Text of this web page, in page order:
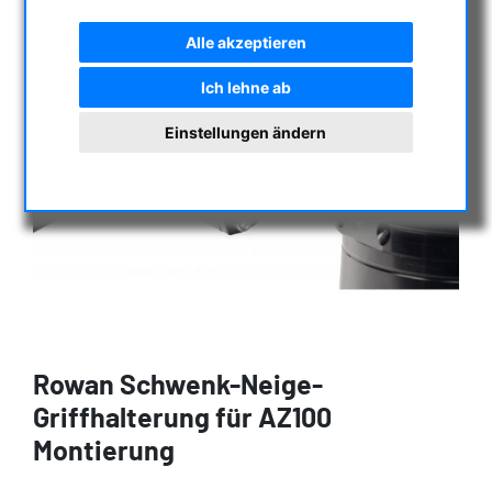
Alle akzeptieren
Ich lehne ab
Einstellungen ändern
Rowan Schwenk-Neige-
Griffhalterung für AZ100
Montierung